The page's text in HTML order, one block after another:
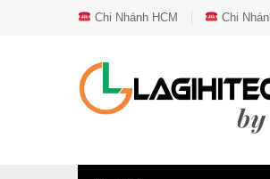
Chi Nhánh HCM Chi